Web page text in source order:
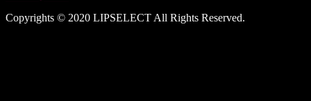
Copyrights © 2020 LIPSELECT All Rights Reserved.